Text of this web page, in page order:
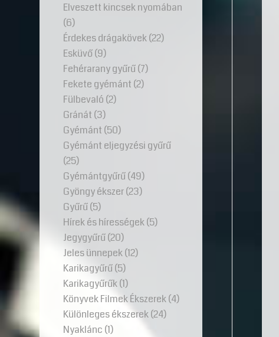
Elveszett kincsek nyomában
(6)
Érdekes drágakövek(22)
Esküvő(9)
Fehérarany gyűrű(7)
Fekete gyémánt (2)
Fülbevaló (2)
Gránát (3)
Gyémánt (50)
Gyémánt eljegyzési gyűrű
(25)
Gyémántgyűrű(49)
Gyöngy ékszer(23)
Gyűrű(5)
Hírek és hírességek(5)
Jegygyűrű(20)
Jeles ünnepek(12)
Karikagyűrű(5)
Karikagyűrűk(1)
Könyvek Filmek Ékszerek(4)
Különleges ékszerek(24)
Nyaklánc (1)